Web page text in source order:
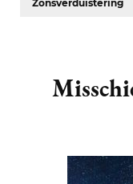
Zonsverduistering